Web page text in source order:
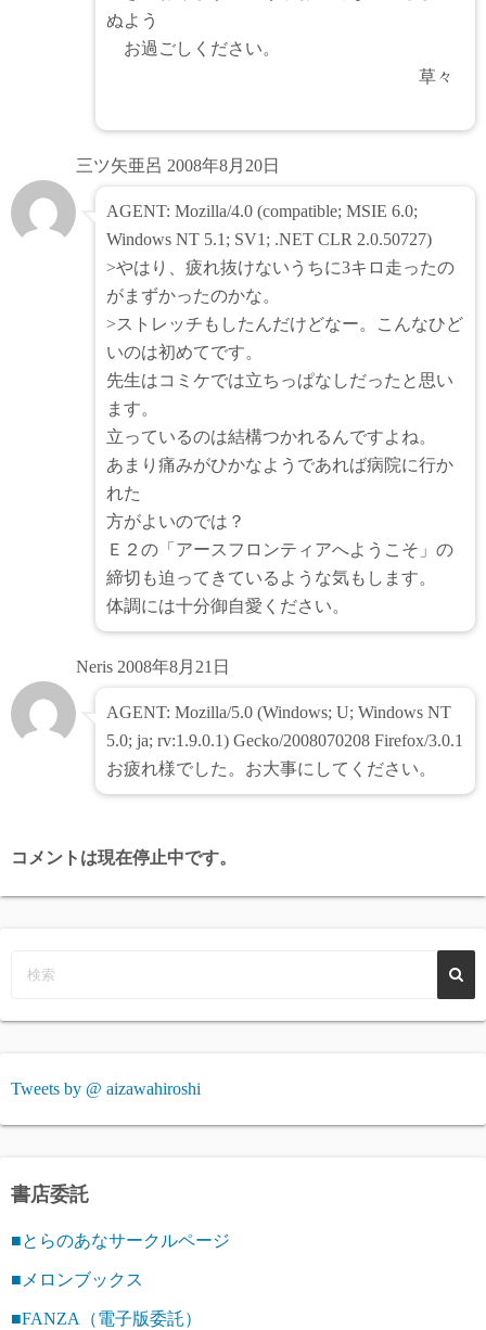
ぬよう
お過ごしください。
草々
三ツ矢亜呂 2008年8月20日
AGENT: Mozilla/4.0 (compatible; MSIE 6.0;
Windows NT 5.1; SV1; .NET CLR 2.0.50727)
>やはり、疲れ抜けないうちに3キロ走ったの
がまずかったのかな。
>ストレッチもしたんだけどなー。こんなひど
いのは初めてです。
先生はコミケでは立ちっぱなしだったと思い
ます。
立っているのは結構つかれるんですよね。
あまり痛みがひかなようであれば病院に行か
れた
方がよいのでは？
Ｅ２の「アースフロンティアへようこそ」の
締切も迫ってきているような気もします。
体調には十分御自愛ください。
Neris 2008年8月21日
AGENT: Mozilla/5.0 (Windows; U; Windows NT
5.0; ja; rv:1.9.0.1) Gecko/2008070208 Firefox/3.0.1
お疲れ様でした。お大事にしてください。
コメントは現在停止中です。
Tweets by @ aizawahiroshi
書店委託
■とらのあなサークルページ
■メロンブックス
■FANZA（電子版委託）